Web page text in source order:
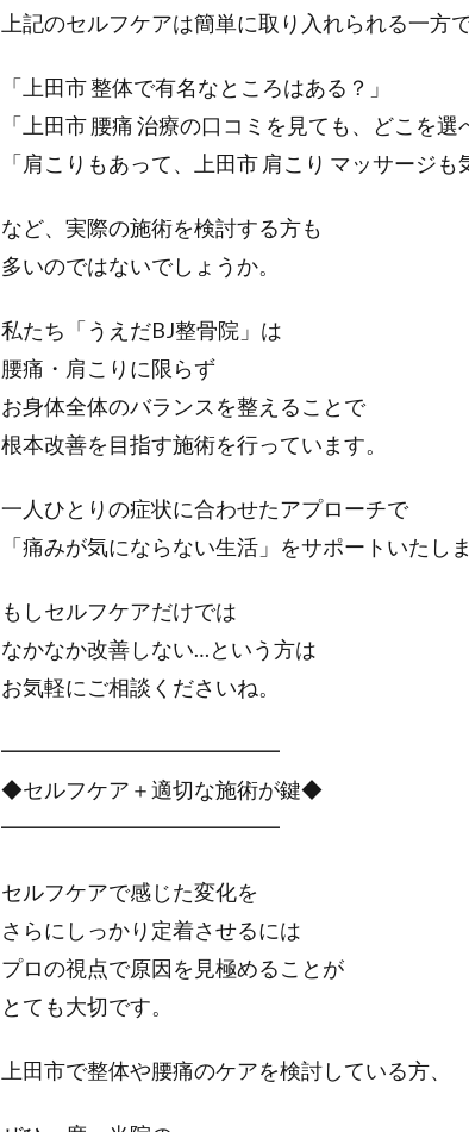
上記のセルフケアは簡単に取り入れられる一方
「上田市 整体で有名なところはある？」
「上田市 腰痛 治療の口コミを見ても、どこを選
「肩こりもあって、上田市 肩こり マッサージも
など、実際の施術を検討する方も
多いのではないでしょうか。
私たち「うえだBJ整骨院」は
腰痛・肩こりに限らず
お身体全体のバランスを整えることで
根本改善を目指す施術を行っています。
一人ひとりの症状に合わせたアプローチで
「痛みが気にならない生活」をサポートいたし
もしセルフケアだけでは
なかなか改善しない…という方は
お気軽にご相談くださいね。
━━━━━━━━━━━━━
◆セルフケア＋適切な施術が鍵◆
━━━━━━━━━━━━━
セルフケアで感じた変化を
さらにしっかり定着させるには
プロの視点で原因を見極めることが
とても大切です。
上田市で整体や腰痛のケアを検討している方、